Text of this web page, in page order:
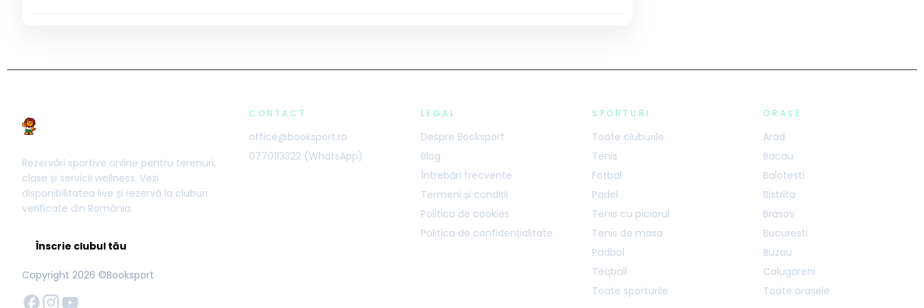
Rezervări sportive online pentru terenuri,
clase și servicii wellness. Vezi
disponibilitatea live și rezervă la cluburi
verificate din România.
Înscrie clubul tău
Copyright 2026 ©Booksport
CONTACT
office@booksport.ro
0770113322 (WhatsApp)
LEGAL
Despre Booksport
Blog
Întrebări frecvente
Termeni și condiții
Politica de cookies
Politica de confidențialitate
SPORTURI
Toate cluburile
Tenis
Fotbal
Padel
Tenis cu piciorul
Tenis de masa
Padbol
Teqball
Toate sporturile
ORAȘE
Arad
Bacau
Balotesti
Bistrita
Brasov
Bucuresti
Buzau
Calugareni
Toate orașele